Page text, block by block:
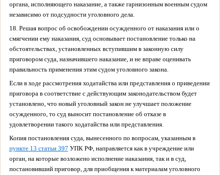
органа, исполняющего наказание, а также гарнизонным военным судом
независимо от подсудности уголовного дела.
18. Решая вопрос об освобождении осужденного от наказания или о
смягчении ему наказания, суд основывает постановление только на
обстоятельствах, установленных вступившим в законную силу
приговором суда, назначившего наказание, и не вправе оценивать
правильность применения этим судом уголовного закона.
Если в ходе рассмотрения ходатайства или представления о приведении
приговора в соответствие с действующим законодательством будет
установлено, что новый уголовный закон не улучшает положение
осужденного, то суд выносит постановление об отказе в
удовлетворении такого ходатайства или представления.
Копия постановления суда, вынесенного по вопросам, указанным в
пункте 13 статьи 397 УПК РФ, направляется как в учреждение или
орган, на которые возложено исполнение наказания, так и в суд,
постановивший приговор, для приобщения к материалам уголовного